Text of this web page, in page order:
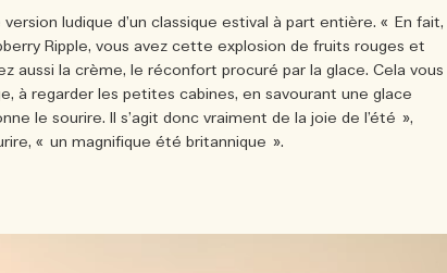
ludique d’un classique estival à part entière. « En fait,
Ripple, vous avez cette explosion de fruits rouges et
aussi la crème, le réconfort procuré par la glace. Cela vous
à regarder les petites cabines, en savourant une glace
le sourire. Il s’agit donc vraiment de la joie de l’été »,
« un magnifique été britannique ».